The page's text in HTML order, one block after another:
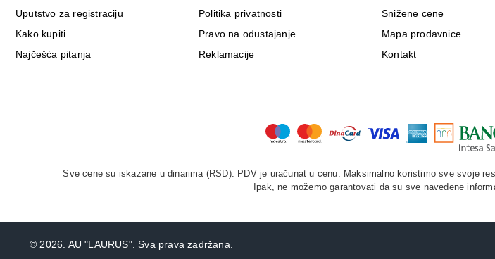
Uputstvo za registraciju
Kako kupiti
Najčešća pitanja
Politika privatnosti
Pravo na odustajanje
Reklamacije
Snižene cene
Mapa prodavnice
Kontakt
Sve cene su iskazane u dinarima (RSD). PDV je uračunat u cenu. Maksimalno koristimo sve svoje
Ipak, ne možemo garantovati da su sve navedene
© 2026. AU "LAURUS". Sva prava zadržana.